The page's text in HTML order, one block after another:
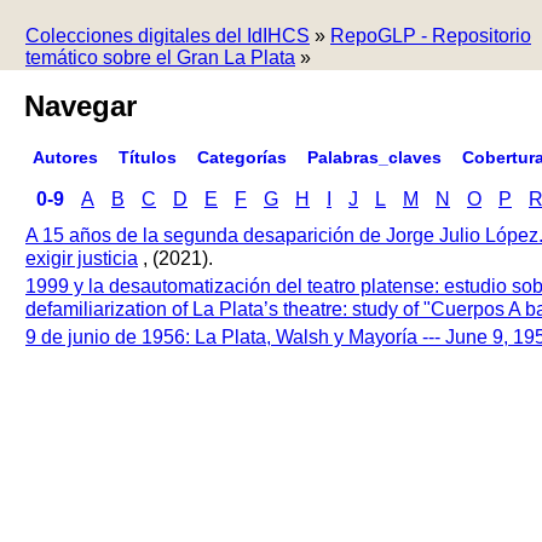
Colecciones digitales del IdIHCS » RepoGLP - Repositorio
temático sobre el Gran La Plata »
Navegar
Autores Títulos Categorías Palabras_claves
0-9 A B C D E F G H J L M N O P
R
A 15 años de la segunda desaparición de Jorge Julio
exigir justicia , (2021).
1999 y la desautomatización del teatro platense: estudio
defamiliarization of La Plata’s theatre: study of "Cuerpos A
9 de junio de 1956: La Plata, Walsh y Mayoría --- June 9,